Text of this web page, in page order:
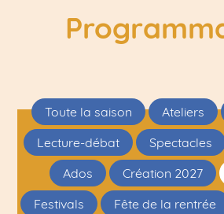
Toute la saison Ateliers
Lecture-débat
Spectacles
Ados
Création 2027
Festivals
Fête de la rentrée